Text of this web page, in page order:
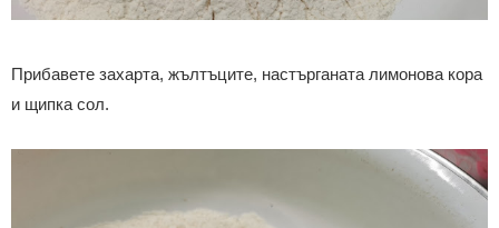
Прибавете захарта, жълтъците, настърганата лимонова кора
и щипка сол.